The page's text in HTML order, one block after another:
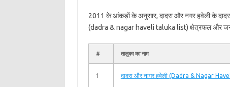
2011 के आंकड़ों के अनुसार, दादरा और नगर हवेली के
(dadra & nagar haveli taluka list) क्षेत्रफल और
# तालुका का नाम
1 दादरा और नागर हवेली (Dadra & Nagar